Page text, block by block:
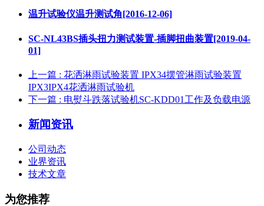
温升试验仪温升测试角[2016-12-06]
SC-NL43BS插头扭力测试装置-插脚扭曲装置[2019-04-
01]
上一篇 : 花洒淋雨试验装置 IPX34摆管淋雨试验装置
IPX3IPX4花洒淋雨试验机
下一篇 : 电熨斗跌落试验机SC-KDD01工作及负载电源
新闻资讯
公司动态
业界资讯
技术文章
为您推荐